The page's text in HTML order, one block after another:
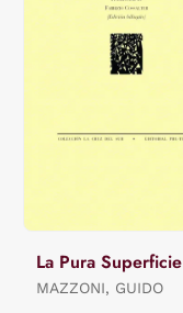
La Pura Superficie
MAZZONI, GUIDO